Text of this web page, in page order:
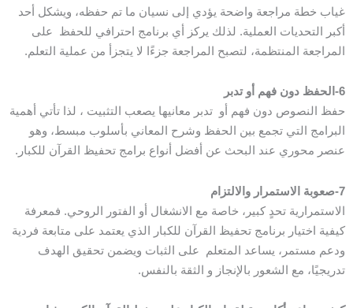
غياب خطة مراجعة واضحة يؤدي إلى نسيان ما تم حفظه، ويشكل أحد
أكبر التحديات العملية. لذلك يركز أي برنامج احترافي للحفظ على
المراجعة المنتظمة، لتصبح المراجعة جزءًا لا يتجزأ من عملية التعلم.
6-الحفظ دون فهم أو تدبر
حفظ النصوص دون فهم أو تدبر معانيها يصعب التثبيت ، لذا تأتي أهمية
البرامج التي تجمع بين الحفظ وشرح المعاني بأسلوب مبسط، وهو
عنصر محوري عند البحث عن أفضل أنواع برامج تحفيظ القرآن للكبار.
7-صعوبة الاستمرار والالتزام
الاستمرارية تحدٍ كبير، خاصة مع الانشغال أو الفتور الروحي. فمعرفة
كيفية اختيار برنامج تحفيظ القرآن للكبار الذي يعتمد على متابعة فردية
ودعم مستمر، يساعد المتعلم على الثبات ويضمن تحقيق الهدف
تدريجيًا، مع الشعور بالإنجاز و الثقة بالنفس.